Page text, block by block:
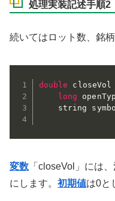
処理実装記述手順2
続いてはロット数、銘
double
long
string
変数 「closeVol」には
にします。 初期値は0と